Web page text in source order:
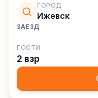
ГОРОД
Ижевск
ЗАЕЗД
ГОСТИ
2 взр